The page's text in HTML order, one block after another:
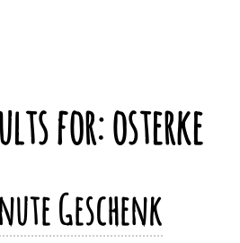
for:osterke
Geschenk